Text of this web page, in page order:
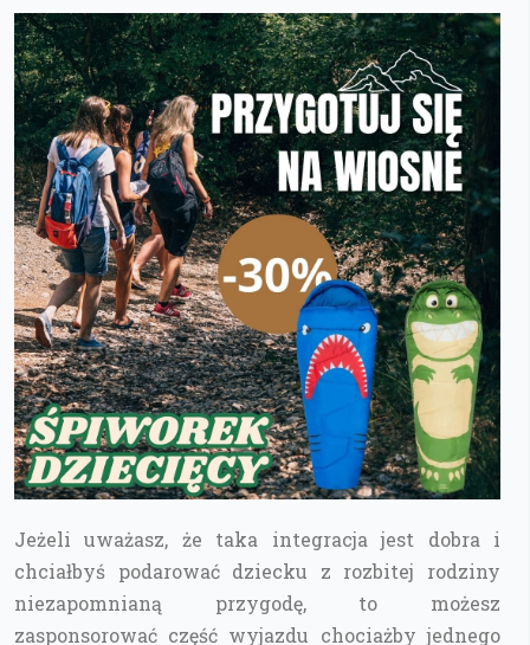
Jeżeli uważasz, że taka integracja jest dobra i
chciałbyś podarować dziecku z rozbitej rodziny
niezapomnianą przygodę, to możesz
zasponsorować część wyjazdu chociażby jednego